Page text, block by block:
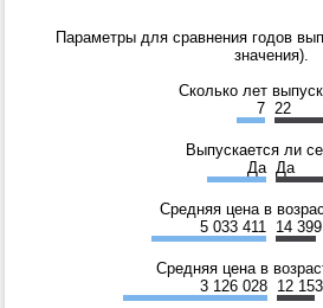
Параметры для сравнения годов
значения).
Сколько лет
7 22
Выпускается ли
Да Да
Средняя цена в
5 033 411
14
Средняя цена в
3 126 028 12